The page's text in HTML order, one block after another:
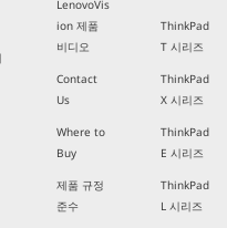
LenovoVis
ion 제품
비디오
Contact
Us
Where to
Buy
제품 규정
준수
ThinkPad
T 시리즈
ThinkPad
X 시리즈
ThinkPad
E 시리즈
ThinkPad
L 시리즈